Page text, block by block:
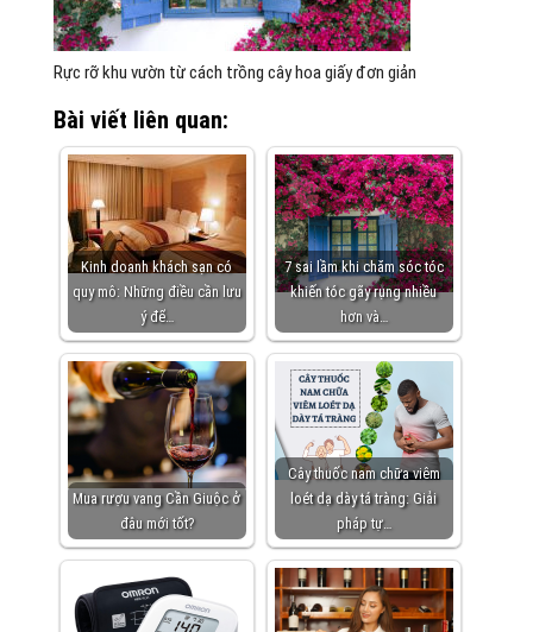
Rực rỡ khu vườn từ cách trồng cây hoa giấy đơn giản
Bài viết liên quan:
Kinh doanh khách sạn có
quy mô: Những điều cần lưu
ý để…
7 sai lầm khi chăm sóc tóc
khiến tóc gãy rụng nhiều
hơn và…
Mua rượu vang Cần Giuộc ở
đâu mới tốt?
Cây thuốc nam chữa viêm
loét dạ dày tá tràng: Giải
pháp tự…